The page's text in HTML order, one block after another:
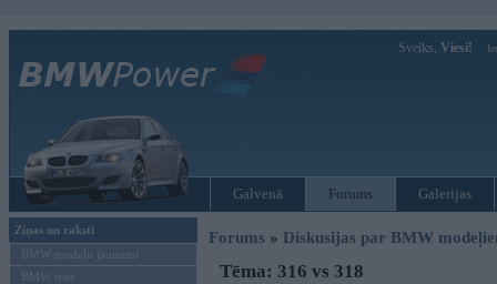
Sveiks, Viesi!
Galvenā Forums Galerijas
Ziņas un raksti
BMW modeļu jaunumi
BMW testi
Forums » Diskusijas par BMW
Tēma: 316 vs 318